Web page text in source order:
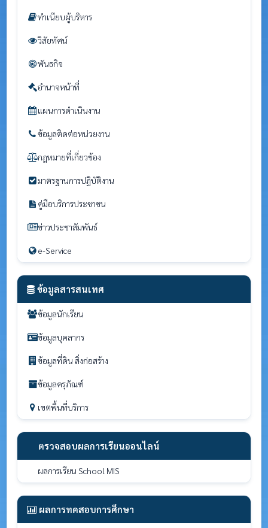
ทำเนียบผู้บริหาร
วิสัยทัศน์
พันธกิจ
อำนาจหน้าที่
แผนการดำเนินงาน
ข้อมูลติดต่อหน่วยงาน
กฎหมายที่เกี่ยวข้อง
มาตรฐานการปฏิบัติงาน
คู่มือบริการประชาชน
ข่าวประชาสัมพันธ์
e-Service
ข้อมูลสารสนเทศ
ข้อมูลนักเรียน
ข้อมูลบุคลากร
ข้อมูลที่ดิน สิ่งก่อสร้าง
ข้อมูลครุภัณฑ์
เขตพื้นที่บริการ
ตรวจสอบผลการเรียนออนไลน์
ผลการเรียน School MIS
ผลการทดสอบการศึกษา